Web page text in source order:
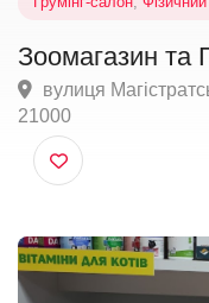
Зоомагазин
вулиця
21000